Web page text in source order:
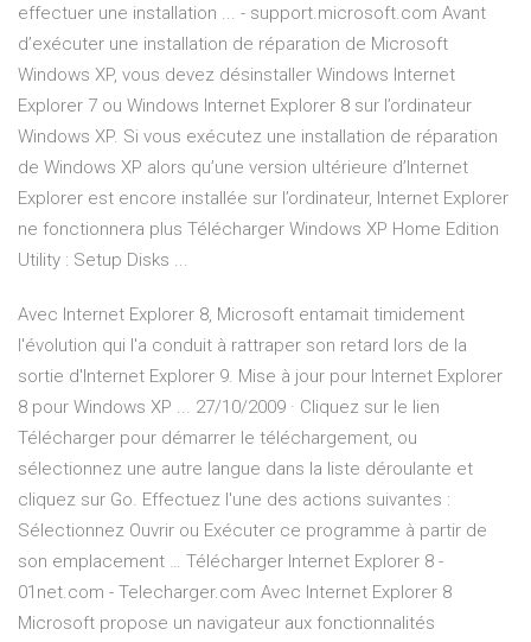
effectuer une installation ... - support.microsoft.com Avant
d’exécuter une installation de réparation de Microsoft
Windows XP, vous devez désinstaller Windows Internet
Explorer 7 ou Windows Internet Explorer 8 sur l’ordinateur
Windows XP. Si vous exécutez une installation de réparation
de Windows XP alors qu’une version ultérieure d’Internet
Explorer est encore installée sur l’ordinateur, Internet Explorer
ne fonctionnera plus Télécharger Windows XP Home Edition
Utility : Setup Disks ...
Avec Internet Explorer 8, Microsoft entamait timidement
l'évolution qui l'a conduit à rattraper son retard lors de la
sortie d'Internet Explorer 9. Mise à jour pour Internet Explorer
8 pour Windows XP ... 27/10/2009 · Cliquez sur le lien
Télécharger pour démarrer le téléchargement, ou
sélectionnez une autre langue dans la liste déroulante et
cliquez sur Go. Effectuez l'une des actions suivantes :
Sélectionnez Ouvrir ou Exécuter ce programme à partir de
son emplacement … Télécharger Internet Explorer 8 -
01net.com - Telecharger.com Avec Internet Explorer 8
Microsoft propose un navigateur aux fonctionnalités